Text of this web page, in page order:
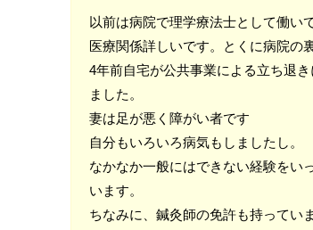
以前は病院で理学療法士として働い
医療関係詳しいです。とくに病院の
4年前自宅が公共事業による立ち退
ました。
妻は足が悪く障がい者です
自分もいろいろ病気もしましたし。
なかなか一般にはできない経験をい
います。
ちなみに、鍼灸師の免許も持っていま